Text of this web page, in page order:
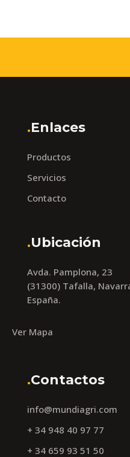
.Enlaces
Productos
Servicios
Contacto
.Ubicación
Avda. Pamplona, 23
(31300) Tafalla,
España.
Ver Mapa
.Contactos
info@mundiagri.com
+ 34 948 40 97 77
+ 34 659 93 51 50